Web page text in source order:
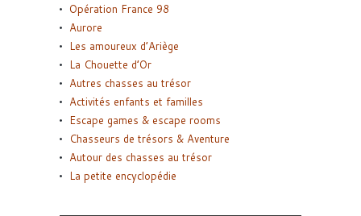
Opération France 98
Aurore
Les amoureux d’Ariège
La Chouette d’Or
Autres chasses au trésor
Activités enfants et familles
Escape games & escape rooms
Chasseurs de trésors & Aventure
Autour des chasses au trésor
La petite encyclopédie